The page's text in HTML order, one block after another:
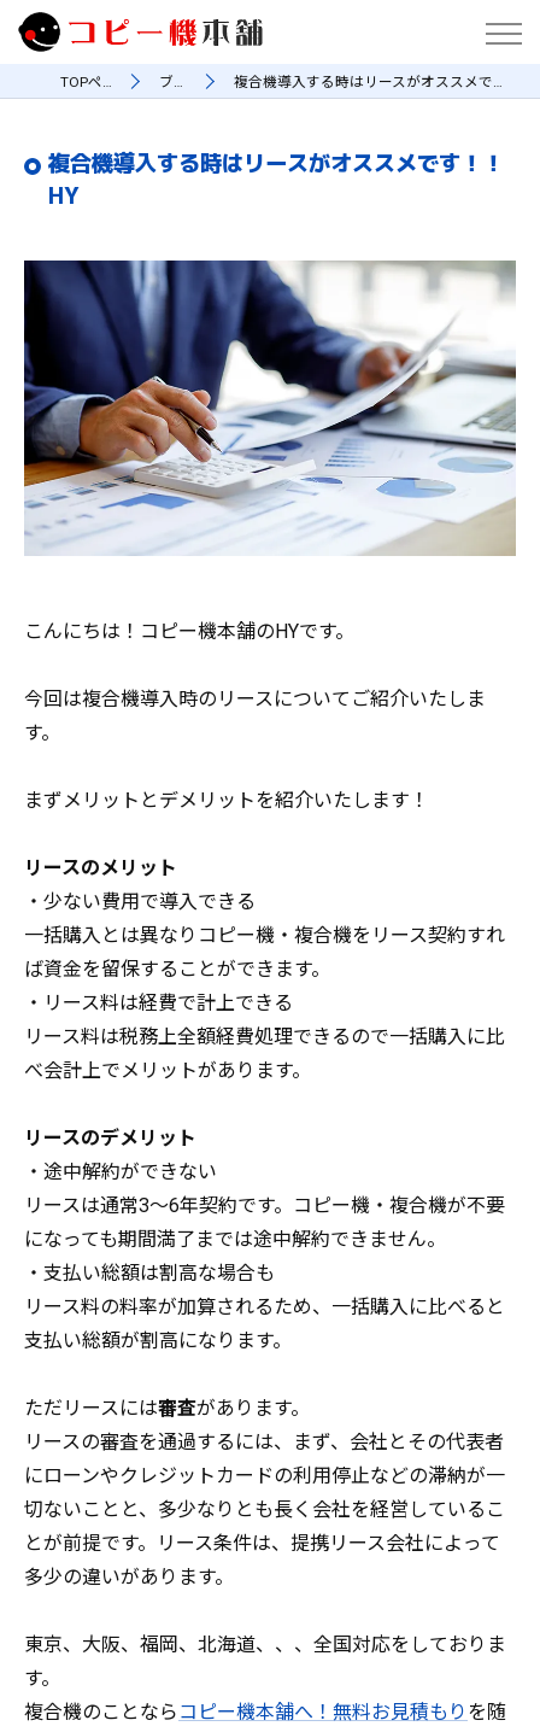
TOPページ ブログ 複合機導入する時はリースがオススメです！！HY
複合機導入する時はリースがオススメです！！
HY
こんにちは！コピー機本舗のHYです。
今回は複合機導入時のリースについてご紹介いたしま
す。
まずメリットとデメリットを紹介いたします！
リースのメリット
・少ない費用で導入できる
一括購入とは異なりコピー機・複合機をリース契約すれ
ば資金を留保することができます。
・リース料は経費で計上できる
リース料は税務上全額経費処理できるので一括購入に比
べ会計上でメリットがあります。
リースのデメリット
・途中解約ができない
リースは通常3～6年契約です。コピー機・複合機が不要
になっても期間満了までは途中解約できません。
・支払い総額は割高な場合も
リース料の料率が加算されるため、一括購入に比べると
支払い総額が割高になります。
ただリースには審査があります。
リースの審査を通過するには、まず、会社とその代表者
にローンやクレジットカードの利用停止などの滞納が一
切ないことと、多少なりとも長く会社を経営しているこ
とが前提です。リース条件は、提携リース会社によって
多少の違いがあります。
東京、大阪、福岡、北海道、、、全国対応をしておりま
す。
複合機のことなら コピー機本舗へ！無料お見積もり を随